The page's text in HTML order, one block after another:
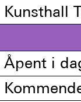
Kunsthall
Åpent i